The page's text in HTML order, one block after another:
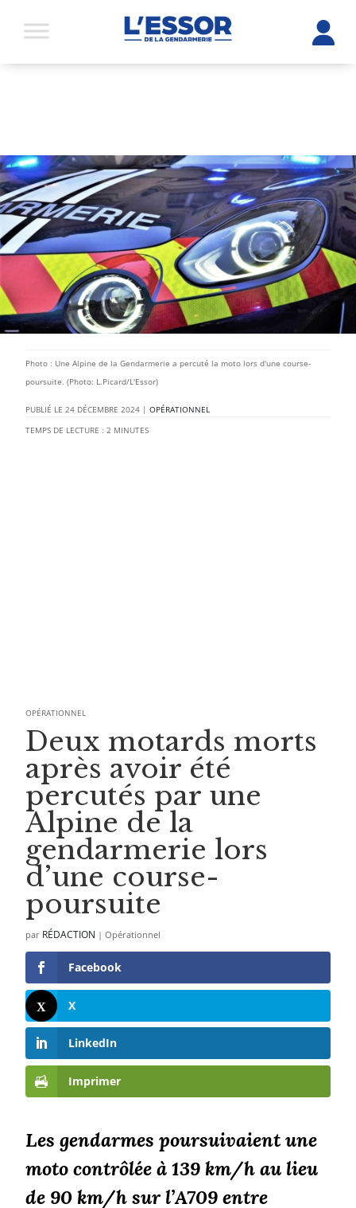
Photo : Une Alpine de la Gendarmerie a percuté la moto lors d'une course-
poursuite. (Photo: L.Picard/L'Essor)
24 DÉCEMBRE 2024 |OPÉRATIONNEL
TEMPS DE LECTURE : 2 MINUTES
OPÉRATIONNEL
Deux motards morts
après avoir été
percutés par une
Alpine de la
gendarmerie lors
d’une course-
poursuite
par RÉDACTION |Opérationnel
Facebook
X
LinkedIn
Imprimer
Les gendarmes poursuivaient une
moto contrôlée à 139 km/h au lieu
de 90 km/h sur l’A709 entre